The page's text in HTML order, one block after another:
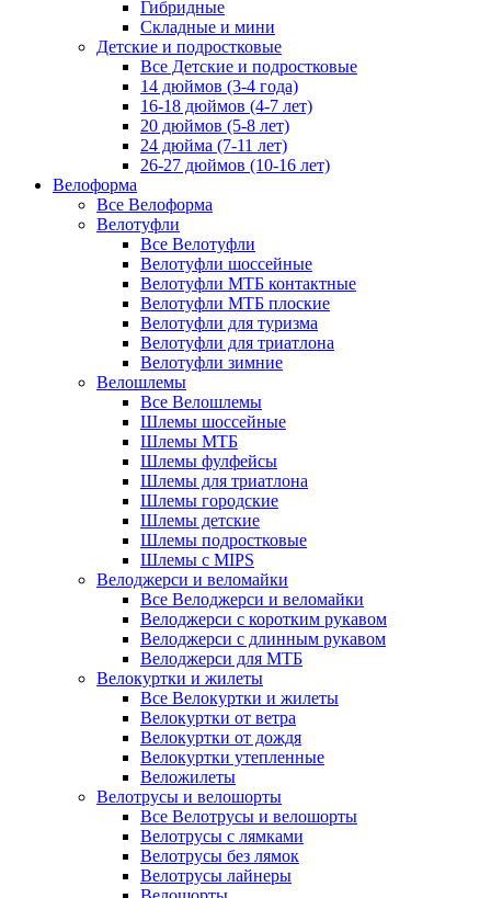
Гибридные
Складные и мини
Детские и подростковые
Все Детские и подростковые
14 дюймов (3-4 года)
16-18 дюймов (4-7 лет)
20 дюймов (5-8 лет)
24 дюйма (7-11 лет)
26-27 дюймов (10-16 лет)
Велоформа
Все Велоформа
Велотуфли
Все Велотуфли
Велотуфли шоссейные
Велотуфли МТБ контактные
Велотуфли МТБ плоские
Велотуфли для туризма
Велотуфли для триатлона
Велотуфли зимние
Велошлемы
Все Велошлемы
Шлемы шоссейные
Шлемы МТБ
Шлемы фулфейсы
Шлемы для триатлона
Шлемы городские
Шлемы детские
Шлемы подростковые
Шлемы с MIPS
Велоджерси и веломайки
Все Велоджерси и веломайки
Велоджерси с коротким рукавом
Велоджерси с длинным рукавом
Велоджерси для МТБ
Велокуртки и жилеты
Все Велокуртки и жилеты
Велокуртки от ветра
Велокуртки от дождя
Велокуртки утепленные
Веложилеты
Велотрусы и велошорты
Все Велотрусы и велошорты
Велотрусы с лямками
Велотрусы без лямок
Велотрусы лайнеры